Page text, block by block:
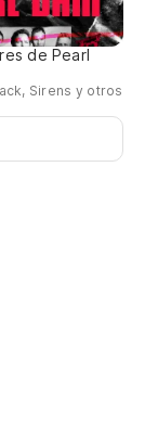
de Pearl
Sirens y otros